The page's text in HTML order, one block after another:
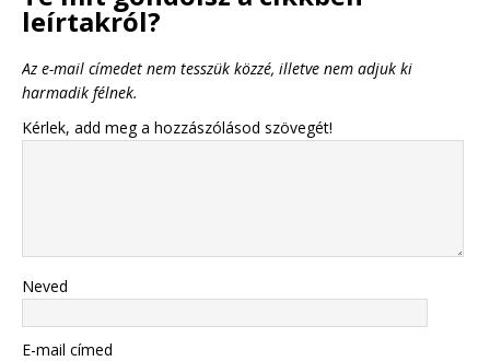
leírtakról?
Az e-mail címedet nem tesszük közzé, illetve nem adjuk ki
harmadik félnek.
Kérlek, add meg a hozzászólásod szövegét!
Neved
E-mail címed